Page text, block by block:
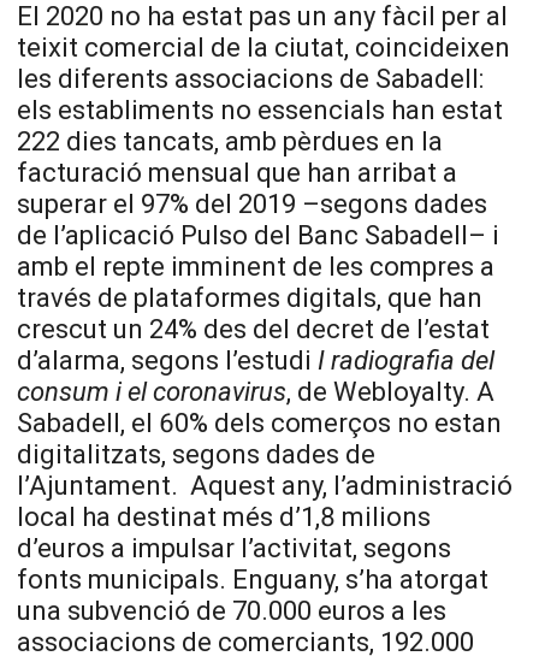
El 2020 no ha estat pas un any fàcil per al
teixit comercial de la ciutat, coincideixen
les diferents associacions de Sabadell:
els establiments no essencials han estat
222 dies tancats, amb pèrdues en la
facturació mensual que han arribat a
superar el 97% del 2019 –segons dades
de l’aplicació Pulso del Banc Sabadell– i
amb el repte imminent de les compres a
través de plataformes digitals, que han
crescut un 24% des del decret de l’estat
d’alarma, segons l’estudiI radiografia del
consum i el coronavirus, de Webloyalty. A
Sabadell, el 60% dels comerços no estan
digitalitzats, segons dades de
l’Ajuntament. Aquest any, l’administració
local ha destinat més d’1,8 milions
d’euros a impulsar l’activitat, segons
fonts municipals. Enguany, s’ha atorgat
una subvenció de 70.000 euros a les
associacions de comerciants, 192.000